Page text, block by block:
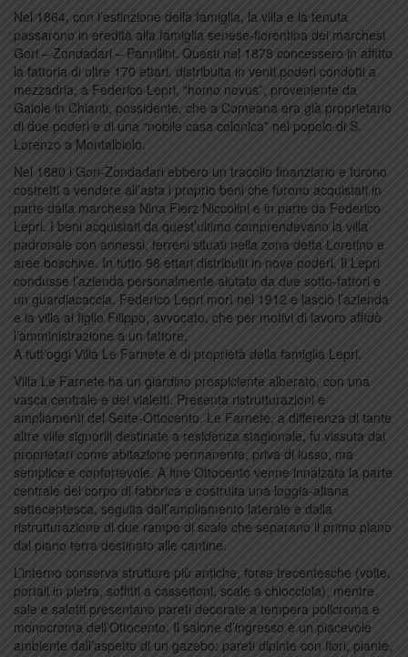
Nel 1864, con l’estinzione della famiglia, la villa e la tenuta
passarono in eredità alla famiglia senese-fiorentina dei marchesi
Gori – Zondadari – Pannilini. Questi nel 1878 concessero in affitto
la fattoria di oltre 170 ettari, distribuita in venti poderi condotti a
mezzadria, a Federico Lepri, “homo novus”, proveniente da
Gaiole in Chianti, possidente, che a Comeana era già proprietario
di due poderi e di una “nobile casa colonica” nel popolo di S.
Lorenzo a Montalbiolo.
Nel 1880 i Gori-Zondadari ebbero un tracollo finanziario e furono
costretti a vendere all’asta i proprio beni che furono acquistati in
parte dalla marchesa Nina Fierz Niccolini e in parte da Federico
Lepri. I beni acquistati da quest’ultimo comprendevano la villa
padronale con annessi, terreni situati nella zona detta Loretino e
aree boschive. In tutto 98 ettari distribuiti in nove poderi. Il Lepri
condusse l’azienda personalmente aiutato da due sotto-fattori e
un guardiacaccia. Federico Lepri morì nel 1912 e lasciò l’azienda
e la villa al figlio Filippo, avvocato, che per motivi di lavoro affidò
l’amministrazione a un fattore.
A tutt’oggi Villa Le Farnete è di proprietà della famiglia Lepri.
Villa Le Farnete ha un giardino prospiciente alberato, con una
vasca centrale e dei vialetti. Presenta ristrutturazioni e
ampliamenti del Sette-Ottocento. Le Farnete, a differenza di tante
altre ville signorili destinate a residenza stagionale, fu vissuta dai
proprietari come abitazione permanente, priva di lusso, ma
semplice e confortevole. A fine Ottocento venne innalzata la parte
centrale del corpo di fabbrica e costruita una loggia-altana
settecentesca, seguita dall’ampliamento laterale e dalla
ristrutturazione di due rampe di scale che separano il primo piano
dal piano terra destinato alle cantine.
L’interno conserva strutture più antiche, forse trecentesche (volte,
portali in pietra, soffitti a cassettoni, scale a chiocciola), mentre
sale e salotti presentano pareti decorate a tempera policroma e
monocroma dell’Ottocento. Il salone d’ingresso è un piacevole
ambiente dall’aspetto di un gazebo: pareti dipinte con fiori, piante,